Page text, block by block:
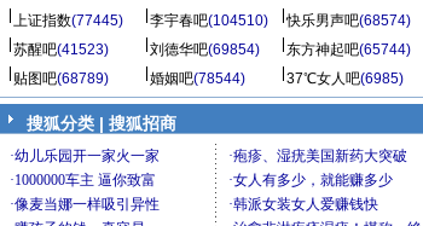
上证指数(77445) 李宇春吧(104510) 快乐男声吧(68574)
苏醒吧(41523) 刘德华吧(69854) 东方神起吧(65744)
贴图吧(68789) 婚姻吧(78544) 37℃女人吧(6985)
搜狐分类 | 搜狐招商